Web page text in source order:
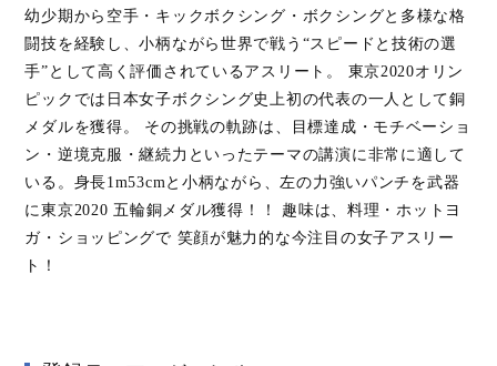
幼少期から空手・キックボクシング・ボクシングと多様な格
闘技を経験し、小柄ながら世界で戦う“スピードと技術の選
手”として高く評価されているアスリート。 東京2020オリン
ピックでは日本女子ボクシング史上初の代表の一人として銅
メダルを獲得。 その挑戦の軌跡は、目標達成・モチベーショ
ン・逆境克服・継続力といったテーマの講演に非常に適して
いる。身長1m53cmと小柄ながら、左の力強いパンチを武器
に東京2020 五輪銅メダル獲得！！ 趣味は、料理・ホットヨ
ガ・ショッピングで 笑顔が魅力的な今注目の女子アスリー
ト！